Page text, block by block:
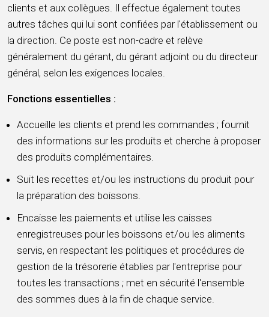
clients et aux collègues. Il effectue également toutes
autres tâches qui lui sont confiées par l'établissement ou
la direction. Ce poste est non-cadre et relève
généralement du gérant, du gérant adjoint ou du directeur
général, selon les exigences locales.
Fonctions essentielles :
Accueille les clients et prend les commandes ; fournit
des informations sur les produits et cherche à proposer
des produits complémentaires.
Suit les recettes et/ou les instructions du produit pour
la préparation des boissons.
Encaisse les paiements et utilise les caisses
enregistreuses pour les boissons et/ou les aliments
servis, en respectant les politiques et procédures de
gestion de la trésorerie établies par l'entreprise pour
toutes les transactions ; met en sécurité l'ensemble
des sommes dues à la fin de chaque service.